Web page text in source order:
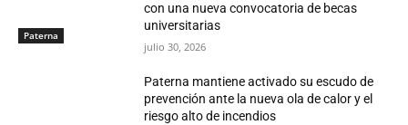
Paterna
con una nueva convocatoria de becas
universitarias
julio 30, 2026
Paterna mantiene activado su escudo de
prevención ante la nueva ola de calor y el
riesgo alto de incendios